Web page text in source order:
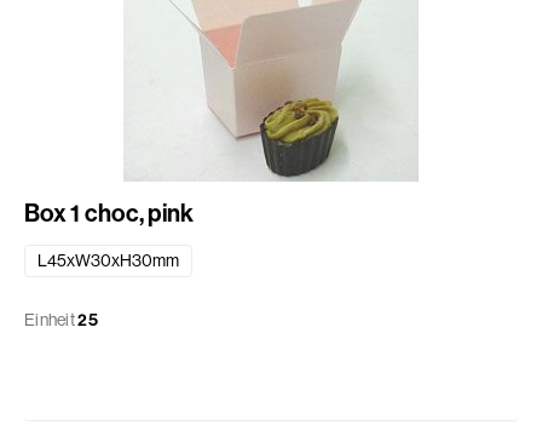
Box 1 choc, pink
L45xW30xH30mm
Einheit25